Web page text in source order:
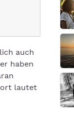
auch
haben
lautet